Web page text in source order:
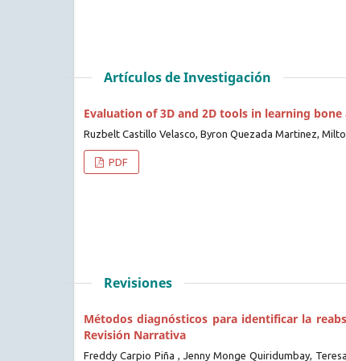
Artículos de Investigación
Evaluation of 3D and 2D tools in learning
Ruzbelt Castillo Velasco, Byron Quezada Martinez,
PDF
Revisiones
Métodos diagnósticos para identificar la
Revisión Narrativa
Freddy Carpio Piña , Jenny Monge Quiridumbay,